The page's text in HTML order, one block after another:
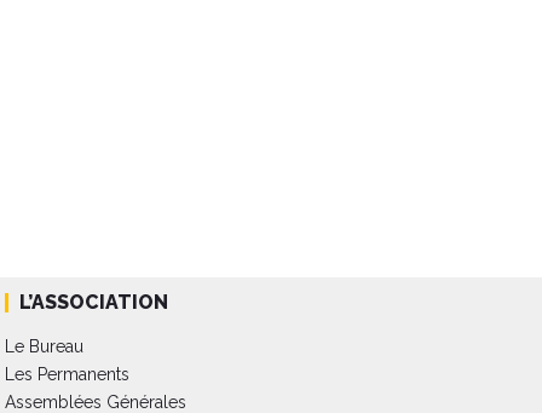
L’ASSOCIATION
Le Bureau
Les Permanents
Assemblées Générales